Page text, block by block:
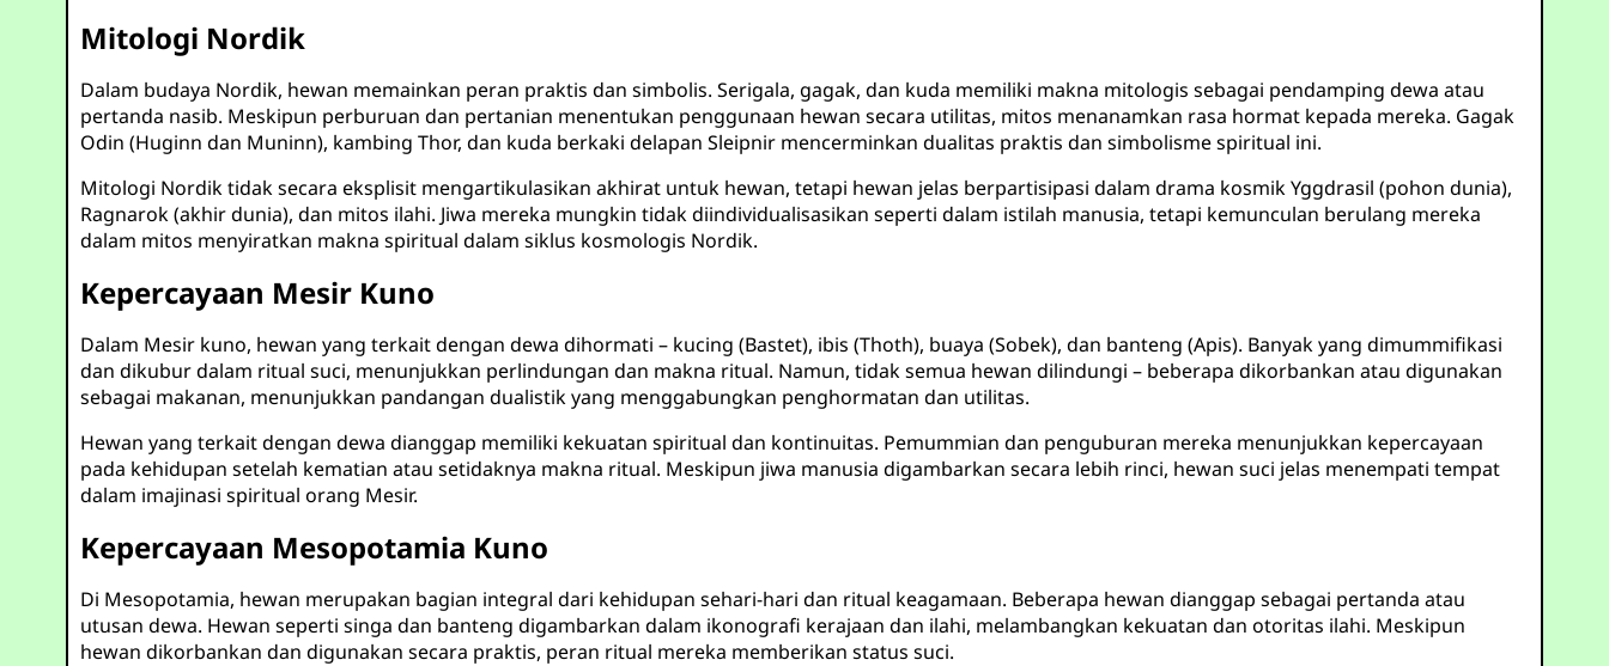
Mitologi Nordik
Dalam budaya Nordik, hewan memainkan peran praktis dan simbolis. Serigala, gagak, dan kuda memiliki makna mitologis sebagai pendamping dewa atau
pertanda nasib. Meskipun perburuan dan pertanian menentukan penggunaan hewan secara utilitas, mitos menanamkan rasa hormat kepada mereka. Gagak
Odin (Huginn dan Muninn), kambing Thor, dan kuda berkaki delapan Sleipnir mencerminkan dualitas praktis dan simbolisme spiritual ini.
Mitologi Nordik tidak secara eksplisit mengartikulasikan akhirat untuk hewan, tetapi hewan jelas berpartisipasi dalam drama kosmik Yggdrasil (pohon dunia),
Ragnarok (akhir dunia), dan mitos ilahi. Jiwa mereka mungkin tidak diindividualisasikan seperti dalam istilah manusia, tetapi kemunculan berulang mereka
dalam mitos menyiratkan makna spiritual dalam siklus kosmologis Nordik.
Kepercayaan Mesir Kuno
Dalam Mesir kuno, hewan yang terkait dengan dewa dihormati – kucing (Bastet), ibis (Thoth), buaya (Sobek), dan banteng (Apis). Banyak yang dimummifikasi
dan dikubur dalam ritual suci, menunjukkan perlindungan dan makna ritual. Namun, tidak semua hewan dilindungi – beberapa dikorbankan atau digunakan
sebagai makanan, menunjukkan pandangan dualistik yang menggabungkan penghormatan dan utilitas.
Hewan yang terkait dengan dewa dianggap memiliki kekuatan spiritual dan kontinuitas. Pemummian dan penguburan mereka menunjukkan kepercayaan
pada kehidupan setelah kematian atau setidaknya makna ritual. Meskipun jiwa manusia digambarkan secara lebih rinci, hewan suci jelas menempati tempat
dalam imajinasi spiritual orang Mesir.
Kepercayaan Mesopotamia Kuno
Di Mesopotamia, hewan merupakan bagian integral dari kehidupan sehari-hari dan ritual keagamaan. Beberapa hewan dianggap sebagai pertanda atau
utusan dewa. Hewan seperti singa dan banteng digambarkan dalam ikonografi kerajaan dan ilahi, melambangkan kekuatan dan otoritas ilahi. Meskipun
hewan dikorbankan dan digunakan secara praktis, peran ritual mereka memberikan status suci.